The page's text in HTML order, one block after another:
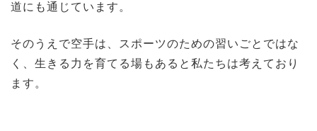
道にも通じています。
そのうえで空手は、スポーツのための習いごとではな
く、生きる力を育てる場もあると私たちは考えており
ます。